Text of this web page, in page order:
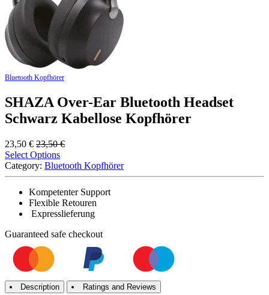
Bluetooth Kopfhörer
SHAZA Over-Ear Bluetooth Headset
Schwarz Kabellose Kopfhörer
23,50 € 23,50€
Select Options
Category: Bluetooth Kopfhörer
Kompetenter Support
Flexible Retouren
Expresslieferung
Guaranteed safe checkout
Description Ratings and Reviews